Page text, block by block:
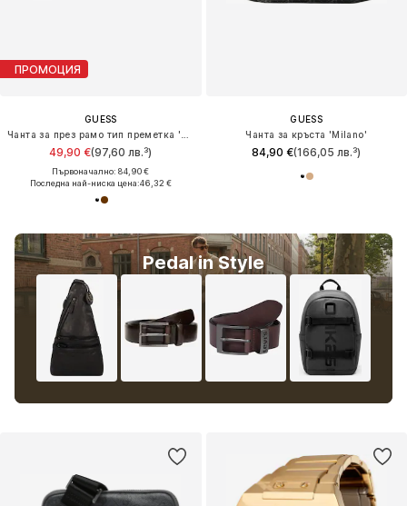
ПРОМОЦИЯ
GUESS
49,90 €(97,60 лв.³)
Първоначално: 84,90 €
Последна най-ниска цена:46,32 €
Pedal in Style
GUESS
Чанта за кръста 'Milano'
84,90 €(166,05 лв.³)